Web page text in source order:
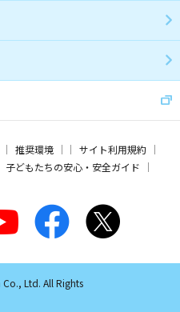
推奨環境
サイト利用規約
子どもたちの安心・安全ガイド
Ltd. All Rights